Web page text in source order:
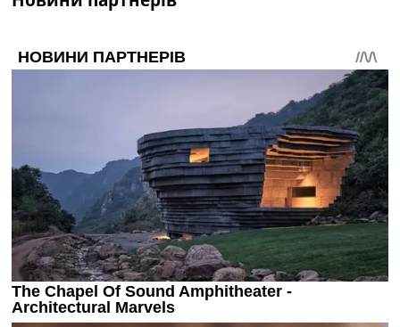
Рейтінги
Колективний прогноз
Турніри
Україна. Перша Ліга
Ліга Чемпіонів
Англія. Прем’єр-Ліга
Іспанія. Ла Ліга
Ще Турніри >>>
Таблиці
Чемпіонат Світу. Турнирні таблиці
Таблиця УПЛ
Перша Ліга
Таблиця АПЛ